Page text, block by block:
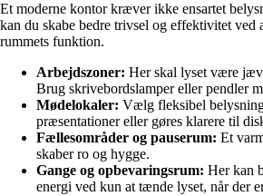
Et moderne kontor kræver ikke ensartet
kan du skabe bedre trivsel og effektivitet ved
rummets funktion.
Arbejdszoner: Her skal lyset være
Brug skrivebordslamper eller pendler
Mødelokaler: Vælg fleksibel
præsentationer eller gøres klarere til
Fællesområder og pauserum: Et
skaber ro og hygge.
Gange og opbevaringsrum: Her kan
energi ved kun at tænde lyset, når der